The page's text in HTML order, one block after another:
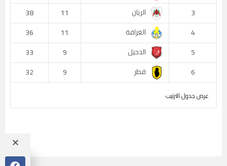
3
الريان 11
38
4
الغرافة 11
36
5
الدحيل 9
33
6
قطر 9
32
عرض جدول الترتيب